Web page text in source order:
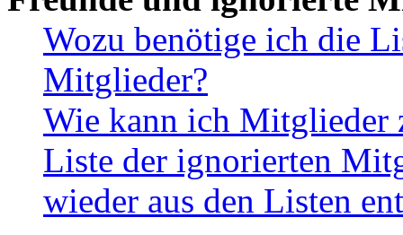
Wozu benötige ich die
Mitglieder?
Wie kann ich Mitglieder
Liste der ignorierten
wieder aus den Listen